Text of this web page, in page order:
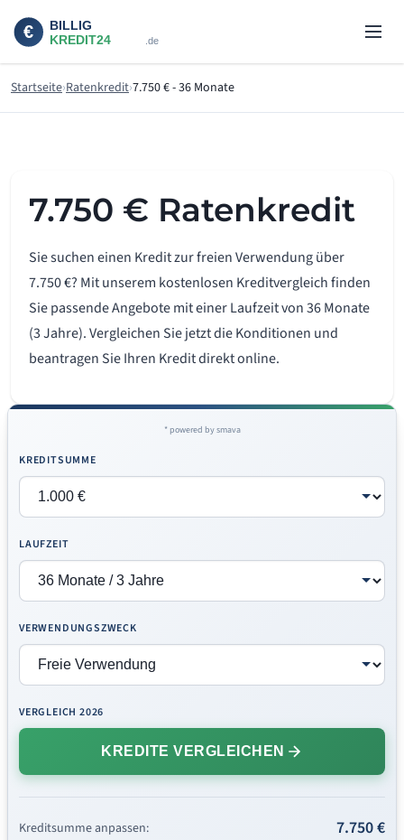
Startseite Ratenkredit 7.750 € - 36 Monate
7.750 € Ratenkredit
Sie suchen einen Kredit zur freien Verwendung über
7.750 €? Mit unserem kostenlosen Kreditvergleich finden
Sie passende Angebote mit einer Laufzeit von 36 Monate
(3 Jahre). Vergleichen Sie jetzt die Konditionen und
beantragen Sie Ihren Kredit direkt online.
* powered by smava
KREDITSUMME
LAUFZEIT
VERWENDUNGSZWECK
VERGLEICH 2026
KREDITE VERGLEICHEN
Kreditsumme anpassen: 7.750 €